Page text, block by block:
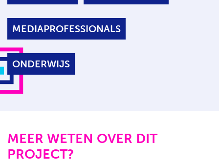
MEDIAPROFESSIONALS
ONDERWIJS
MEER WETEN OVER DIT
PROJECT?